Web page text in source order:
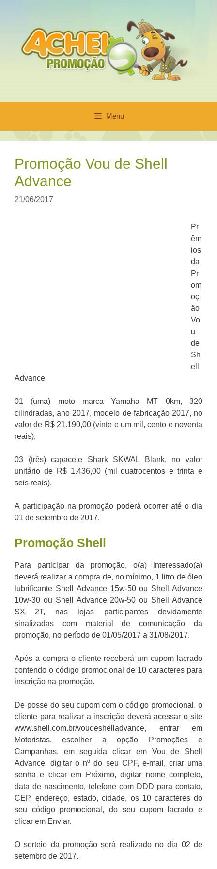
conteúdo
Menu
Promoção Vou de Shell
Advance
21/06/2017
Pr
êm
ios
da
Pr
om
oç
ão
Vo
u
de
Sh
ell
Advance:
01 (uma) moto marca Yamaha MT 0km, 320
cilindradas, ano 2017, modelo de fabricação 2017, no
valor de R$ 21.190,00 (vinte e um mil, cento e noventa
reais);
03 (três) capacete Shark SKWAL Blank, no valor
unitário de R$ 1.436,00 (mil quatrocentos e trinta e
seis reais).
A participação na promoção poderá ocorrer até o dia
01 de setembro de 2017.
Promoção Shell
Para participar da promoção, o(a) interessado(a)
deverá realizar a compra de, no mínimo, 1 litro de óleo
lubrificante Shell Advance 15w-50 ou Shell Advance
10w-30 ou Shell Advance 20w-50 ou Shell Advance
SX 2T, nas lojas participantes devidamente
sinalizadas com material de comunicação da
promoção, no período de 01/05/2017 a 31/08/2017.
Após a compra o cliente receberá um cupom lacrado
contendo o código promocional de 10 caracteres para
inscrição na promoção.
De posse do seu cupom com o código promocional, o
cliente para realizar a inscrição deverá acessar o site
www.shell.com.br/voudeshelladvance, entrar em
Motoristas, escolher a opção Promoções e
Campanhas, em seguida clicar em Vou de Shell
Advance, digitar o nº do seu CPF, e-mail, criar uma
senha e clicar em Próximo, digitar nome completo,
data de nascimento, telefone com DDD para contato,
CEP, endereço, estado, cidade, os 10 caracteres do
seu código promocional, do seu cupom lacrado e
clicar em Enviar.
O sorteio da promoção será realizado no dia 02 de
setembro de 2017.